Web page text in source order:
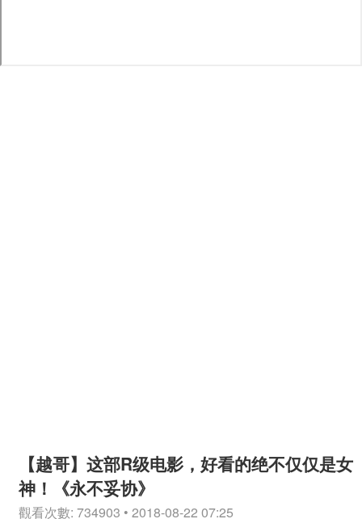
【越哥】这部R级电影，好看的绝不仅仅是女
神！《永不妥协》
觀看次數: 734903 • 2018-08-22 07:25